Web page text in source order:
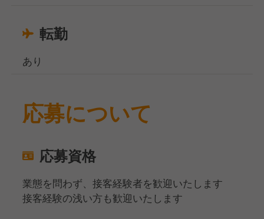
転勤
あり
応募について
応募資格
業態を問わず、接客経験者を歓迎いたします
接客経験の浅い方も歓迎いたします